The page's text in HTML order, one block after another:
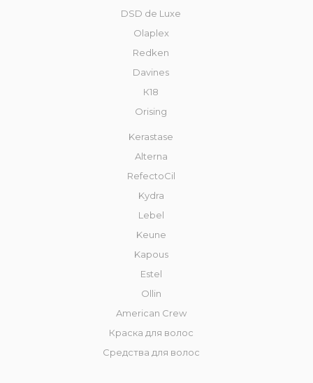
DSD de Luxe
Olaplex
Redken
Davines
К18
Orising
Kerastase
Alterna
RefectoCil
Kydra
Lebel
Keune
Kapous
Estel
Ollin
American Crew
Краска для волос
Средства для волос